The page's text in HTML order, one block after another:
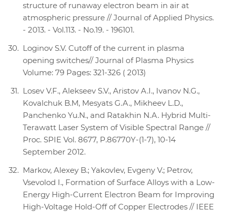
structure of runaway electron beam in air at
atmospheric pressure // Journal of Applied Physics.
- 2013. - Vol.113. - No.19. - 196101.
Loginov S.V. Cutoff of the current in plasma
opening switches// Journal оf Plasma Physics
Volume: 79 Pages: 321-326 ( 2013)
Losev V.F., Alekseev S.V., Aristov A.I., Ivanov N.G.,
Kovalchuk B.M, Mesyats G.A., Mikheev L.D.,
Panchenko Yu.N., and Ratakhin N.A. Hybrid Multi-
Terawatt Laser System of Visible Spectral Range //
Proc. SPIE Vol. 8677, Р.86770Y-(1-7), 10-14
September 2012.
Markov, Alexey B.; Yakovlev, Evgeny V.; Petrov,
Vsevolod I., Formation of Surface Alloys with a Low-
Energy High-Current Electron Beam for Improving
High-Voltage Hold-Off of Copper Electrodes // IEEE